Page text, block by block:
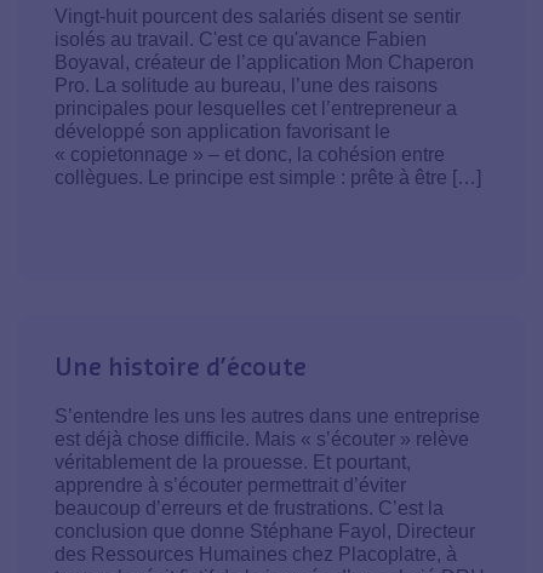
Vingt-huit pourcent des salariés disent se sentir
isolés au travail. C'est ce qu'avance Fabien
Boyaval, créateur de l’application Mon Chaperon
Pro. La solitude au bureau, l’une des raisons
principales pour lesquelles cet l’entrepreneur a
développé son application favorisant le
« copietonnage » – et donc, la cohésion entre
collègues. Le principe est simple : prête à être […]
Une histoire d’écoute
S’entendre les uns les autres dans une entreprise
est déjà chose difficile. Mais « s’écouter » relève
véritablement de la prouesse. Et pourtant,
apprendre à s’écouter permettrait d’éviter
beaucoup d’erreurs et de frustrations. C’est la
conclusion que donne Stéphane Fayol, Directeur
des Ressources Humaines chez Placoplatre, à